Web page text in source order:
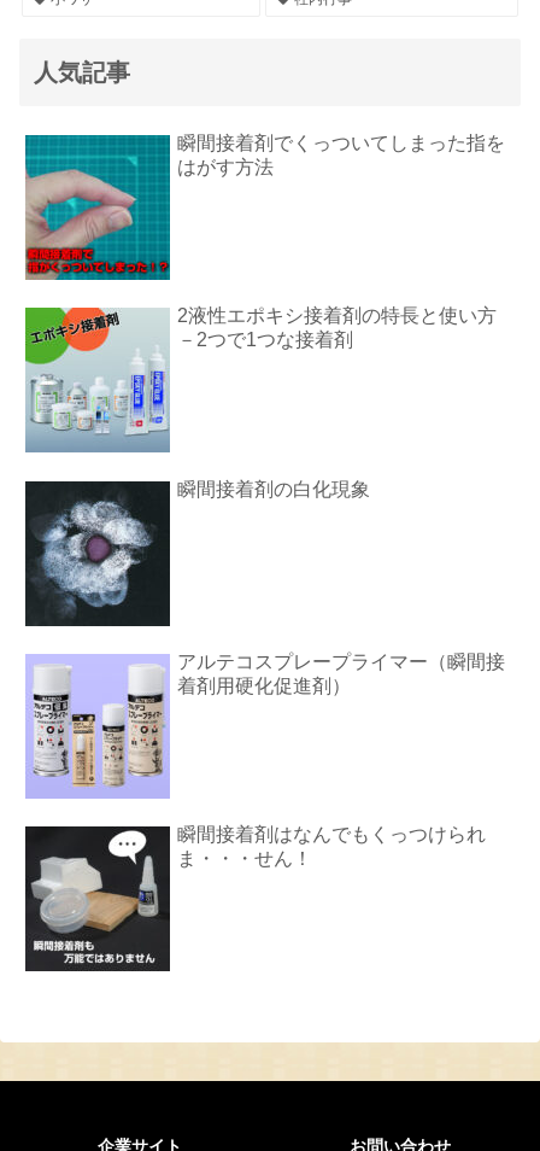
人気記事
瞬間接着剤でくっついてしまった指を
はがす方法
2液性エポキシ接着剤の特長と使い方
－2つで1つな接着剤
瞬間接着剤の白化現象
アルテコスプレープライマー（瞬間接
着剤用硬化促進剤）
瞬間接着剤はなんでもくっつけられ
ま・・・せん！
企業サイト お問い合わせ